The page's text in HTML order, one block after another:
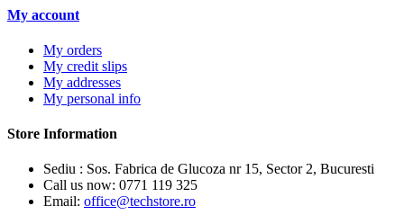
My account
My orders
My credit slips
My addresses
My personal info
Store Information
Sediu : Sos. Fabrica de Glucoza nr 15, Sector 2, Bucuresti
Call us now: 0771 119 325
Email: office@techstore.ro